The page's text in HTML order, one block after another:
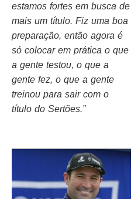
estamos fortes em busca de
mais um título. Fiz uma boa
preparação, então agora é
só colocar em prática o que
a gente testou, o que a
gente fez, o que a gente
treinou para sair com o
título do Sertões.”